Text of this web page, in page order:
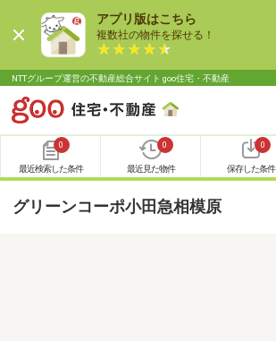
アプリ版はこちら
複数社の物件を探せる！
NTTグループ運営の不動産総合サイト goo住宅・不動産
0
最近検索した条件
0
最近見た物件
0
保存した条件
グリーンコーポ小田急相模原